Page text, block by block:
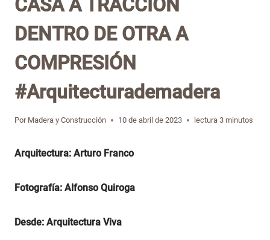
CASA A TRACCIÓN
DENTRO DE OTRA A
COMPRESIÓN
#Arquitecturademadera
Por Madera y Construcción 10 de abril de 2023 lectura 3 minutos
Arquitectura: Arturo Franco
Fotografía: Alfonso Quiroga
Desde: Arquitectura Viva